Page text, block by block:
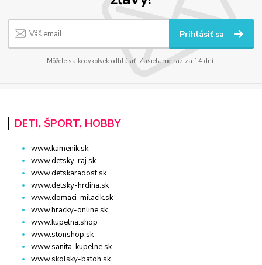
Prihlásiť sa
Môžete sa kedykoľvek odhlásiť. Zasielame raz za 14 dní.
DETI, ŠPORT, HOBBY
www.kamenik.sk
www.detsky-raj.sk
www.detskaradost.sk
www.detsky-hrdina.sk
www.domaci-milacik.sk
www.hracky-online.sk
www.kupelna.shop
www.stonshop.sk
www.sanita-kupelne.sk
www.skolsky-batoh.sk